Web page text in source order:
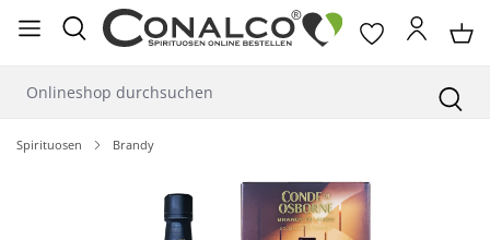
springen
Spirituosen Brandy